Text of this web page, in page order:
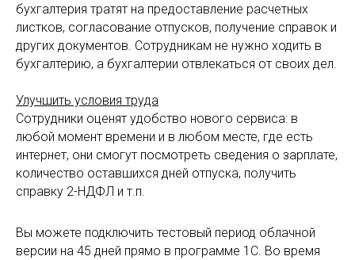
бухгалтерия тратят на предоставление расчетных
листков, согласование отпусков, получение справок и
других документов. Сотрудникам не нужно ходить в
бухгалтерию, а бухгалтерии отвлекаться от своих дел.
Улучшить условия труда
Сотрудники оценят удобство нового сервиса: в
любой момент времени и в любом месте, где есть
интернет, они смогут посмотреть сведения о зарплате,
количество оставшихся дней отпуска, получить
справку 2-НДФЛ и т.п.
Вы можете подключить тестовый период облачной
версии на 45 дней прямо в программе 1С. Во время